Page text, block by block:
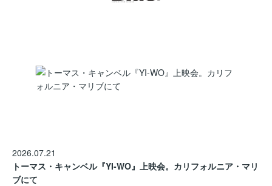
2026.07.21
トーマス・キャンベル『YI-WO』上映会。カリフォルニア・マリ
ブにて